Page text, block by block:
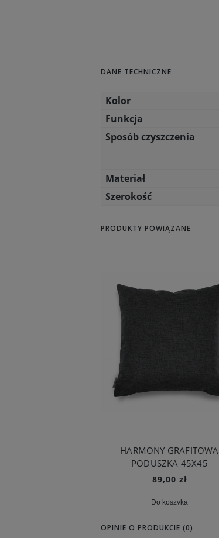
DANE TECHNICZNE
Kolor
Funkcja
Sposób czyszczenia
Materiał
Szerokość
PRODUKTY POWIĄZANE
HARMONY GRAFITOWA
PODUSZKA 45X45
89,00 zł
Do koszyka
OPINIE O PRODUKCIE (0)